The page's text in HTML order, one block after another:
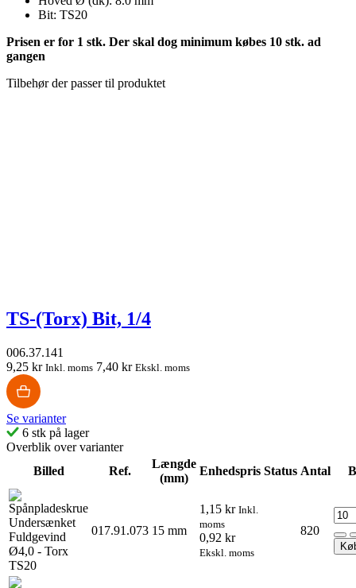
Bit: TS20
Prisen er for 1 stk. Der skal dog minimum købes 10 stk. ad
gangen
Tilbehør der passer til produktet
TS-(Torx) Bit, 1/4
006.37.141
9,25 kr Inkl. moms 7,40 kr Ekskl. moms
Se varianter
6 stk på lager
Overblik over varianter
Billed
Ref.
Længde
(mm)
Enhedspris Status Antal
017.91.073 15 mm
1,15 kr Inkl.
moms
0,92 kr
Ekskl. moms
820